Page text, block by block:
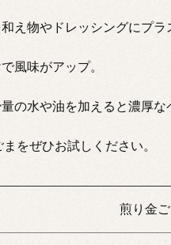
え物やドレッシングにプラ
風味がアップ。
の水や油を加えると濃厚な
をぜひお試しください。
煎り金